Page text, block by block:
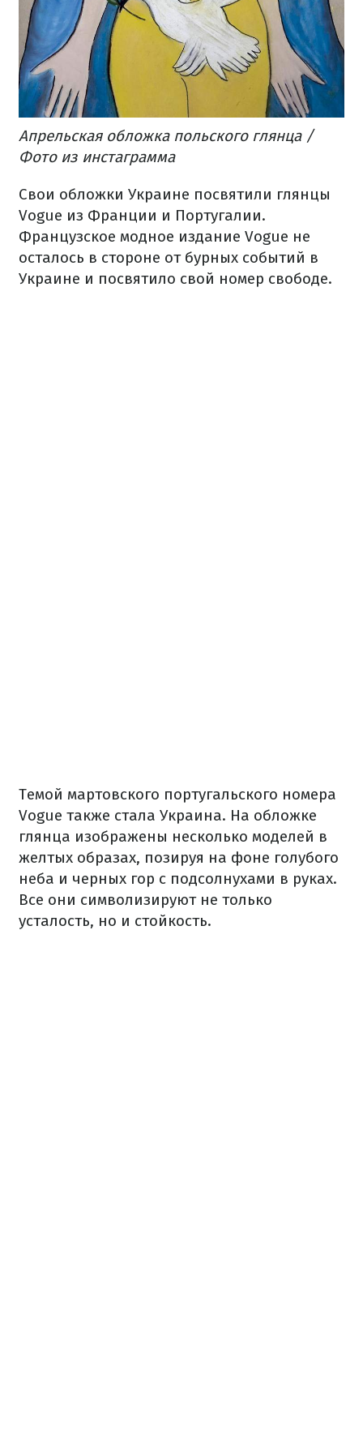
Апрельская обложка польского глянца /
Фото из инстаграмма
Свои обложки Украине посвятили глянцы
Vogue из Франции и Португалии.
Французское модное издание Vogue не
осталось в стороне от бурных событий в
Украине и посвятило свой номер свободе.
Темой мартовского португальского номера
Vogue также стала Украина. На обложке
глянца изображены несколько моделей в
желтых образах, позируя на фоне голубого
неба и черных гор с подсолнухами в руках.
Все они символизируют не только
усталость, но и стойкость.